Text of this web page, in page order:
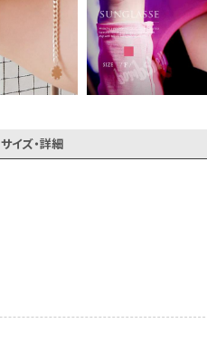
サイズ・詳細